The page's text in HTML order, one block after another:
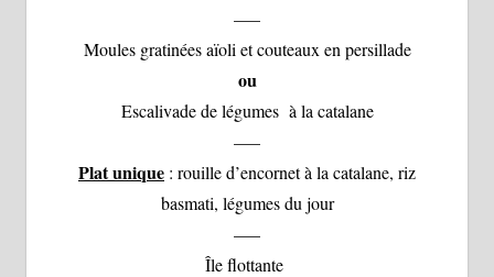
—–
Moules gratinées aïoli et couteaux en persillade
ou
Escalivade de légumes à la catalane
—–
Plat unique : rouille d’encornet à la catalane, riz
basmati, légumes du jour
—–
Île flottante